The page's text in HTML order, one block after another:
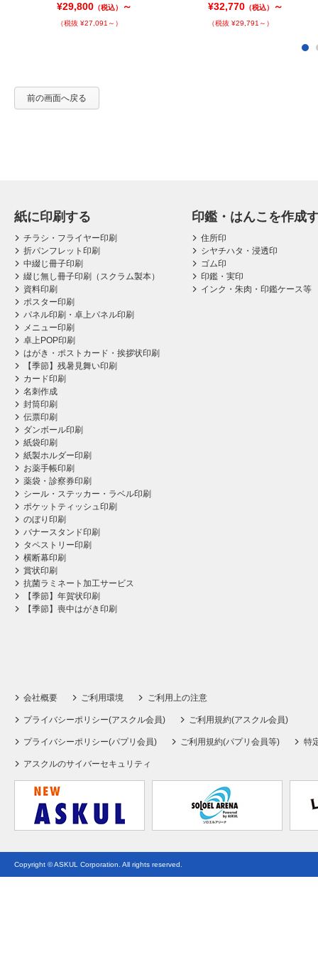
¥29,800 （税込） ～
（税抜 ¥27,091～）
¥32,770 （税込） ～
（税抜 ¥29,791～）
前の画面へ戻る
紙に印刷する
チラシ・フライヤー印刷
折パンフレット印刷
中綴じ冊子印刷
綴じ無し冊子印刷（スクラム製本）
資料印刷
ポスター印刷
パネル印刷・卓上パネル印刷
メニュー印刷
卓上POP印刷
はがき・ポストカード・挨拶状印刷
【季節】残暑見舞い印刷
カード印刷
名刺作成
封筒印刷
伝票印刷
ダンボール印刷
紙袋印刷
紙製ホルダー印刷
お薬手帳印刷
薬袋・診察券印刷
シール・ステッカー・ラベル印刷
ポケットティッシュ印刷
のぼり印刷
バナースタンド印刷
タペストリー印刷
横断幕印刷
賞状印刷
抗菌ラミネート加工サービス
【季節】年賀状印刷
【季節】喪中はがき印刷
印鑑・はんこを作成
住所印
シヤチハタ・浸透印
ゴム印
印鑑・実印
インク・朱肉・印鑑ケース等
会社概要 ご利用環境 ご利用上の注意
プライバシーポリシー(アスクル会員) ご利用規約(アスクル会員)
プライバシーポリシー(パプリ会員) ご利用規約(パプリ会員等) 特
アスクルのサイバーセキュリティ
Copyright © ASKUL Corporation. All rights reserved.